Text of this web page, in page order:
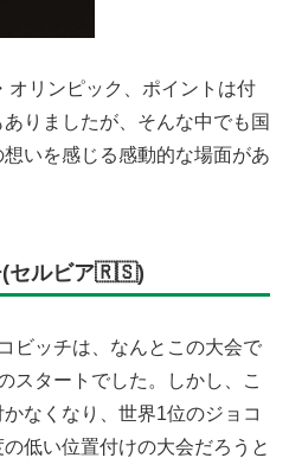
オリンピック、ポイントは付
りましたが、そんな中でも国
いを感じる感動的な場面があ
(セルビア🇷🇸)
ビッチは、なんとこの大会で
スタートでした。しかし、こ
なくなり、世界1位のジョコ
低い位置付けの大会だろうと